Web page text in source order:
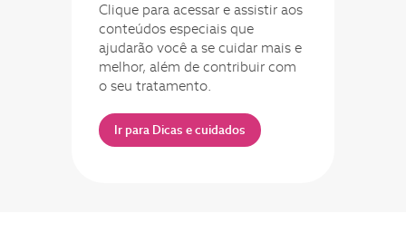
Clique para acessar e assistir aos
conteúdos especiais que
ajudarão você a se cuidar mais e
melhor, além de contribuir com
o seu tratamento.
Ir para Dicas e cuidados